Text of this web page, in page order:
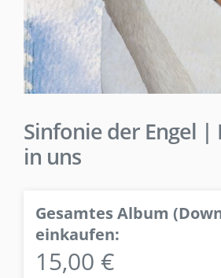
Sinfonie der Engel |
in uns
Gesamtes Album
einkaufen:
15,00 €